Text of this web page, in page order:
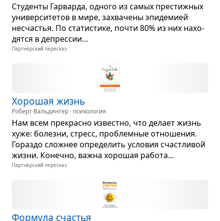
Сту­денты Гар­варда, одного из самых пре­стиж­ных
уни­вер­си­те­тов в мире, захва­чены эпи­де­мией
несча­стья. По ста­ти­стике, почти 80% из них нахо­
дятся в депрес­сии...
Партнёрский пересказ
Хоро­шая жизнь
Роберт Вальдингер · психология
Нам всем пре­красно известно, что делает жизнь
хуже: болезни, стресс, про­блем­ные отно­ше­ния.
Гораздо слож­нее опре­де­лить усло­вия счаст­ли­вой
жизни. Конечно, важна хоро­шая работа...
Партнёрский пересказ
Фор­мула сча­стья